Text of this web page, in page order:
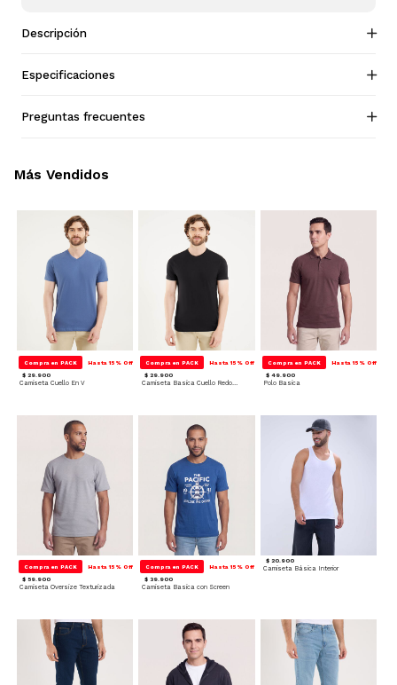
Descripción
Especificaciones
Preguntas frecuentes
Compra en PACK Hasta 15% Off
$ 29.900
Camiseta Cuello En V
Compra en PACK Hasta 15% Off
$ 29.900
Camiseta Basica Cuello Redondo
Compra en PACK Hasta 15% Off
$ 49.900
Polo Basica
Compra en PACK Hasta 15% Off
$ 59.900
Camiseta Oversize Texturizada
Compra en PACK Hasta 15% Off
$ 39.900
Camiseta Basica con Screen
$ 20.900
Camiseta Básica Interior
Más Vendidos